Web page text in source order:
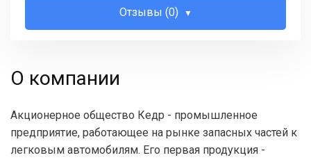
Отзывы (0)
О компании
Акционерное общество Кедр - промышленное
предприятие, работающее на рынке запасных частей к
легковым автомобилям. Его первая продукция -